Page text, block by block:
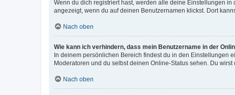
Wenn du dich registriert hast, werden alle deine Einstellungen
angezeigt, wenn du auf deinen Benutzernamen klickst. Dort
Nach oben
Wie kann ich verhindern, dass mein Benutzername in der
In deinem persönlichen Bereich findest du in den Einstellungen
Moderatoren und du selbst deinen Online-Status sehen. Du
Nach oben